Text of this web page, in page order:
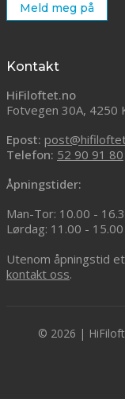
Meld meg på
Kontakt
HiFiloftet.no
Fotvegen 30A, 4250
Epost:
Telefon: 52 90 91 80
Åpningstider:
Man-Tor: 10.00 -
Lørdag: 11.00 - 15.00
Utenom åpningstid
kontakt oss.
© 2026 |